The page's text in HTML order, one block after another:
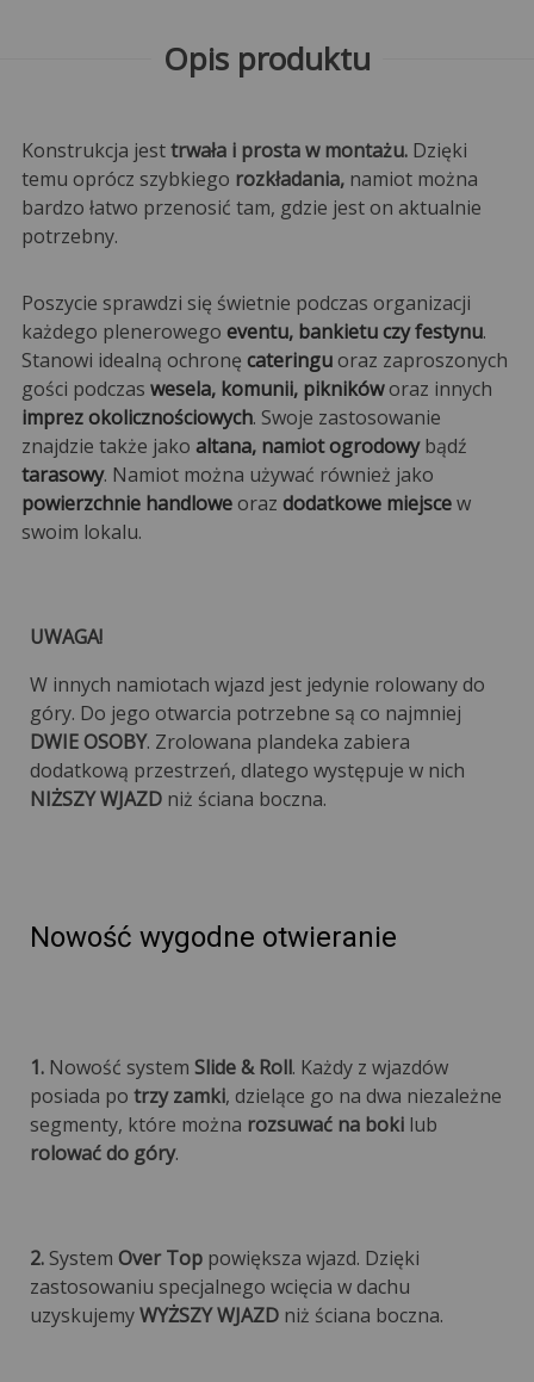
Opis produktu
Konstrukcja jesttrwała i prosta w montażu.Dzięki
temu oprócz szybkiego rozkładania,namiot można
bardzo łatwo przenosić tam, gdzie jest on aktualnie
potrzebny.
Poszycie sprawdzi się świetnie podczas organizacji
każdego plenerowego eventu, bankietu czy festynu.
Stanowi idealną ochronę cateringuoraz zaproszonych
gości podczas wesela, komunii, piknikóworaz innych
imprez okolicznościowych. Swoje zastosowanie
znajdzie także jako altana, namiot ogrodowybądź
tarasowy. Namiot można używać również jako
powierzchnie handloweoraz dodatkowe miejscew
swoim lokalu.
UWAGA!
W innych namiotach wjazd jest jedynie rolowany do
góry. Do jego otwarcia potrzebne są co najmniej
DWIE OSOBY. Zrolowana plandeka zabiera
dodatkową przestrzeń, dlatego występuje w nich
NIŻSZY WJAZD niż ściana boczna.
Nowość wygodne otwieranie
1. Nowość system Slide & Roll. Każdy z wjazdów
posiada po trzy zamki, dzielące go na dwa niezależne
segmenty, które można rozsuwać na boki lub
rolować do góry.
2. System Over Top powiększa wjazd. Dzięki
zastosowaniu specjalnego wcięcia w dachu
uzyskujemyWYŻSZY WJAZD niż ściana boczna.